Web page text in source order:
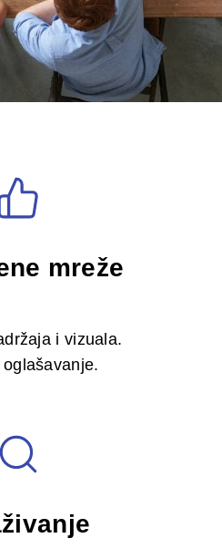
mreže
i vizuala.